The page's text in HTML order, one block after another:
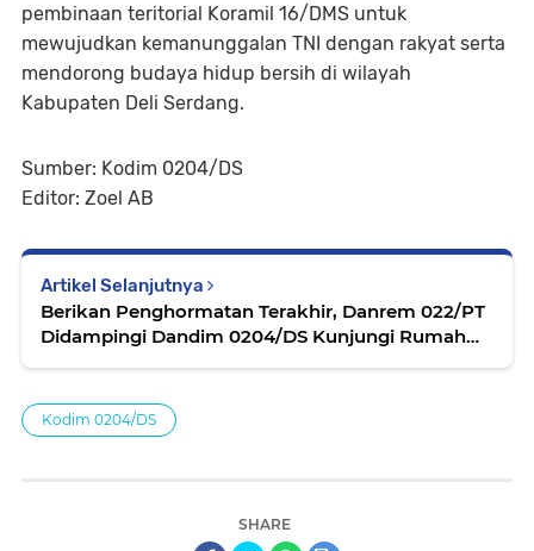
pembinaan teritorial Koramil 16/DMS untuk
mewujudkan kemanunggalan TNI dengan rakyat serta
mendorong budaya hidup bersih di wilayah
Kabupaten Deli Serdang.
Sumber: Kodim 0204/DS
Editor: Zoel AB
Artikel Selanjutnya
Berikan Penghormatan Terakhir, Danrem 022/PT
Didampingi Dandim 0204/DS Kunjungi Rumah
Kodim 0204/DS
SHARE